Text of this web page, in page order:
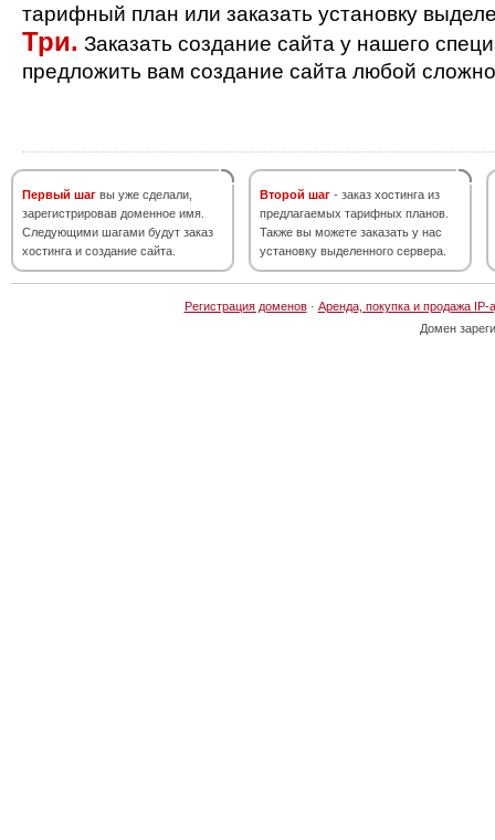
тарифный план или заказать установку
Три. Заказать создание сайта у нашего
предложить вам создание сайта любой
Первый шаг вы уже сделали,
зарегистрировав доменное имя.
Следующими шагами будут заказ
хостинга и создание сайта.
Второй шаг - заказ хостинга из
предлагаемых тарифных планов.
Также вы можете заказать у нас
установку выделенного сервера.
Регистрация доменов· Аренда, покупка и продажа IP-
Домен